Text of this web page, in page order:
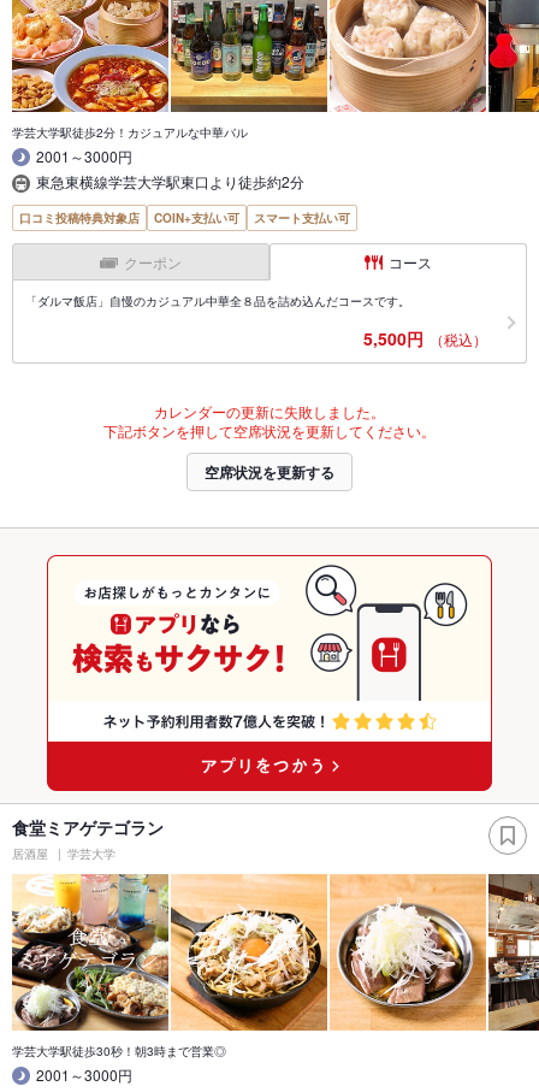
学芸大学駅徒歩2分！カジュアルな中華バル
2001～3000円
東急東横線学芸大学駅東口より徒歩約2分
口コミ投稿特典対象店 COIN+支払い可 スマート支払い可
クーポン コース
「ダルマ飯店」自慢のカジュアル中華全８品を詰め込んだコースです。
5,500円 （税込）
カレンダーの更新に失敗しました。
下記ボタンを押して空席状況を更新してください。
空席状況を更新する
食堂ミアゲテゴラン
居酒屋 学芸大学
学芸大学駅徒歩30秒！朝3時まで営業◎
2001～3000円